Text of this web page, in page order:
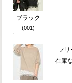
ブラック
(001)
フリ
在庫